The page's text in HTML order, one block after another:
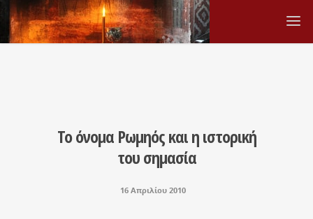
Το όνομα Ρωμηός και η ιστορική
του σημασία
16 Απριλίου 2010